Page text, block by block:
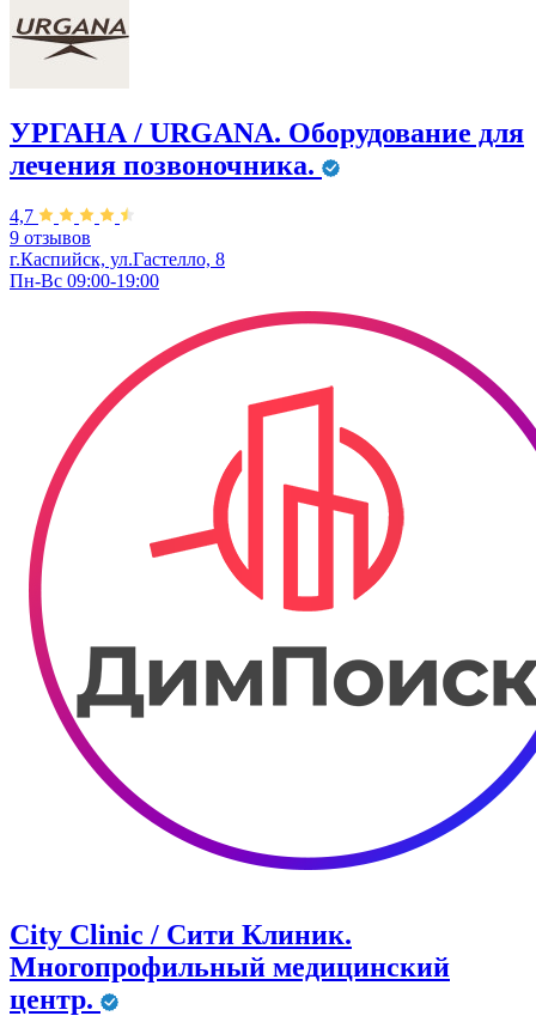
УРГАНА / URGANA. Оборудование для
лечения позвоночника.
4,7
9 отзывов
г.Каспийск, ул.Гастелло, 8
Пн-Вс 09:00-19:00
City Clinic / Сити Клиник.
Многопрофильный медицинский
центр.